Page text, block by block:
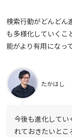
検索行動がどんどん
も多様化していくこ
能がより有用になっ
たかはし
今後も進化して
れておきたいとこ